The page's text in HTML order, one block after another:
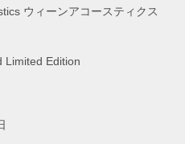
ウィーンアコースティクス
Limited Edition